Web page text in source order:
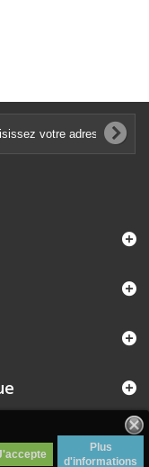
Plus
d'informations